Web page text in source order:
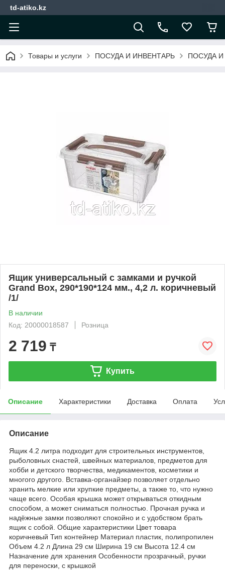
td-atiko.kz
Товары и услуги ПОСУДА И ИНВЕНТАРЬ ПОСУДА
Ящик универсальный с замками и ручкой
Grand Box, 290*190*124 мм., 4,2 л. коричневый
/1/
В наличии
Код: 20000018587
Розница
2 719 ₸
Купить
Описание Характеристики Доставка Оплата
Описание
Ящик 4.2 литра подходит для строительных инструментов,
рыболовных снастей, швейных материалов, предметов для
хобби и детского творчества, медикаментов, косметики и
многого другого. Вставка-органайзер позволяет отдельно
хранить мелкие или хрупкие предметы, а также то, что нужно
чаще всего. Особая крышка может открываться откидным
способом, а может сниматься полностью. Прочная ручка и
надёжные замки позволяют спокойно и с удобством брать
ящик с собой. Общие характеристики Цвет товара
коричневый Тип контейнер Материал пластик, полипропилен
Объем 4.2 л Длина 29 см Ширина 19 см Высота 12.4 см
Назначение для хранения Особенности прозрачный, ручки
для переноски, с крышкой